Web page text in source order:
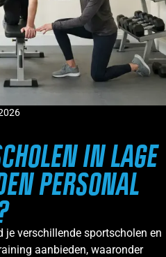
IN LAGE
PERSONAL
je verschillende sportscholen en
aanbieden, waaronder